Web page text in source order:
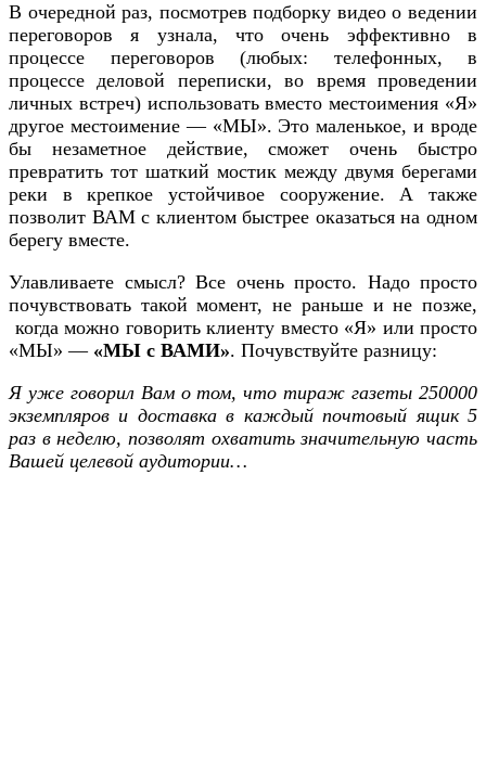
В очередной раз, посмотрев подборку видео о ведении
переговоров я узнала, что очень эффективно в
процессе переговоров (любых: телефонных, в
процессе деловой переписки, во время проведении
личных встреч) использовать вместо местоимения «Я»
другое местоимение — «МЫ». Это маленькое, и вроде
бы незаметное действие, сможет очень быстро
превратить тот шаткий мостик между двумя берегами
реки в крепкое устойчивое сооружение. А также
позволит ВАМ с клиентом быстрее оказаться на одном
берегу вместе.
Улавливаете смысл? Все очень просто. Надо просто
почувствовать такой момент, не раньше и не позже,
когда можно говорить клиенту вместо «Я» или просто
«МЫ» — «МЫ с ВАМИ». Почувствуйте разницу:
Я уже говорил Вам о том, что тираж газеты 250000
экземпляров и доставка в каждый почтовый ящик 5
раз в неделю, позволят охватить значительную часть
Вашей целевой аудитории…